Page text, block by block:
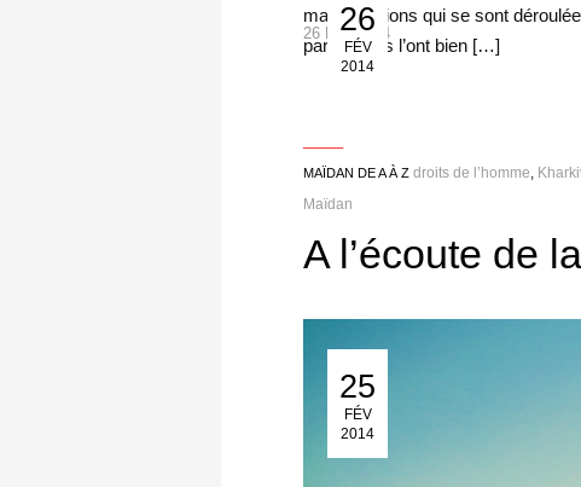
26
FÉV
2014
26 Fév 2014
manifestations qui se sont
participants l’ont bien […]
MAÏDAN DE A À Z droits de l’homme
Maïdan
A l’écoute de
25
FÉV
2014
25 Fév 2014